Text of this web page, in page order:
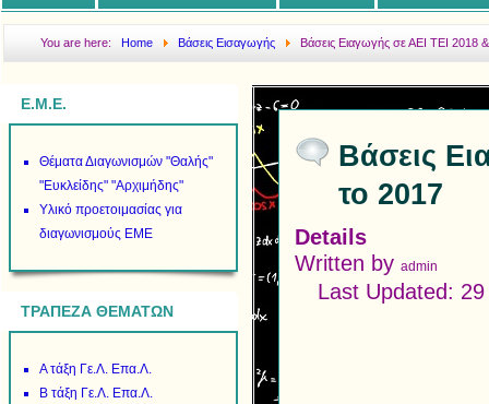
You are here:Home Βάσεις Εισαγωγής Βάσεις Ειαγωγής σε ΑΕΙ ΤΕΙ 2018
Ε.Μ.Ε.
Θέματα Διαγωνισμών "Θαλής"
"Ευκλείδης" "Αρχιμήδης"
Υλικό προετοιμασίας για
διαγωνισμούς ΕΜΕ
ΤΡΑΠΕΖΑ ΘΕΜΑΤΩΝ
Α τάξη Γε.Λ. Επα.Λ.
Β τάξη Γε.Λ. Επα.Λ.
Βάσεις
το 2017
Details
Written byadmin
Last Updated: